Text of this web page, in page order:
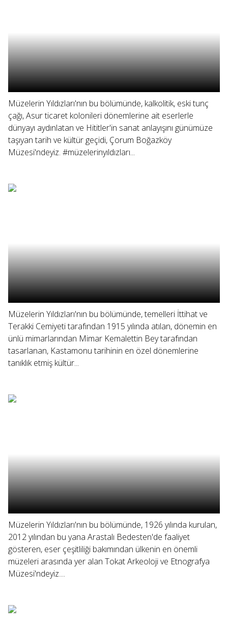
Müzelerin Yıldızları'nın bu bölümünde, kalkolitik, eski tunç
çağı, Asur ticaret kolonileri dönemlerine ait eserlerle
dünyayı aydınlatan ve Hititler'in sanat anlayışını günümüze
taşıyan tarih ve kültür geçidi, Çorum Boğazköy
Müzesi'ndeyiz. #müzelerinyıldızları...
Müzelerin Yıldızları'nın bu bölümünde, temelleri İttihat ve
Terakki Cemiyeti tarafından 1915 yılında atılan, dönemin en
ünlü mimarlarından Mimar Kemalettin Bey tarafından
tasarlanan, Kastamonu tarihinin en özel dönemlerine
tanıklık etmiş kültür...
Müzelerin Yıldızları'nın bu bölümünde, 1926 yılında kurulan,
2012 yılından bu yana Arastalı Bedesten'de faaliyet
gösteren, eser çeşitliliği bakımından ülkenin en önemli
müzeleri arasında yer alan Tokat Arkeoloji ve Etnografya
Müzesi'ndeyiz....